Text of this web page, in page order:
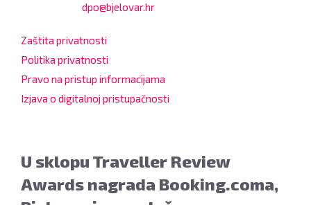
dpo@bjelovar.hr
Zaštita privatnosti
Politika privatnosti
Pravo na pristup informacijama
Izjava o digitalnoj pristupačnosti
U sklopu Traveller Review
Awards nagrada Booking.coma,